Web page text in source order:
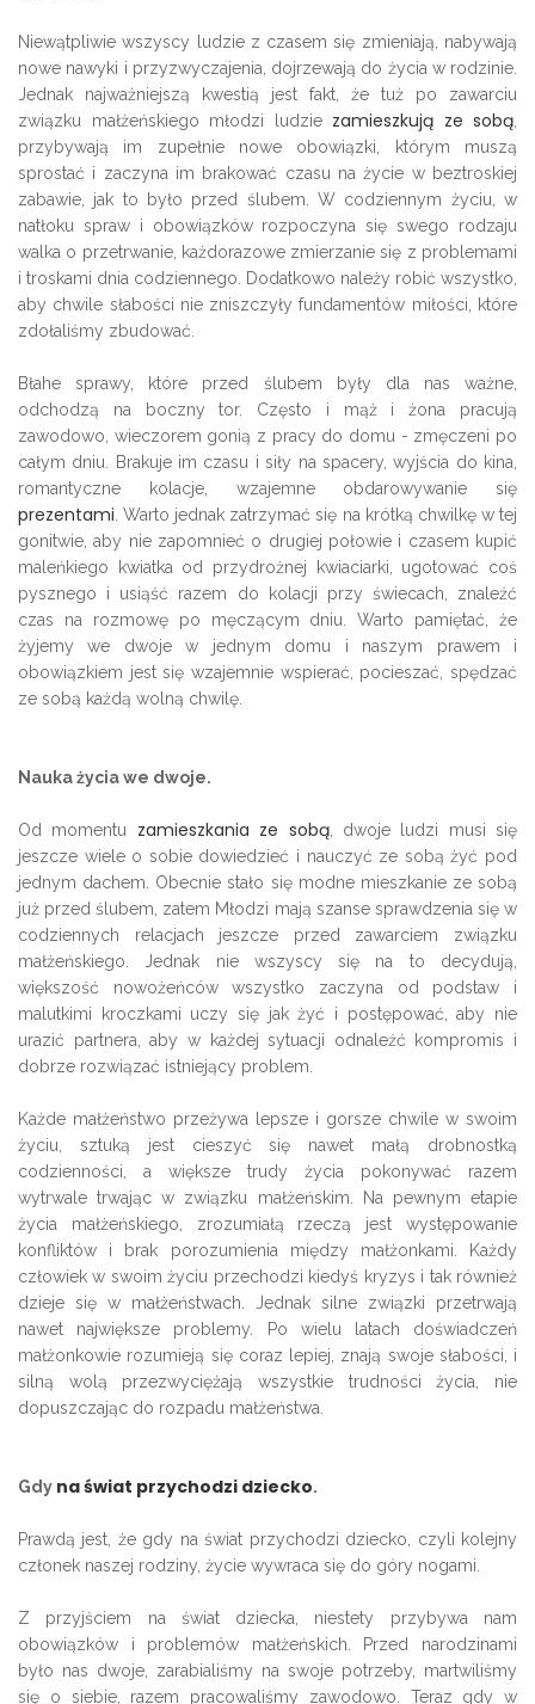
Niewątpliwie wszyscy ludzie z czasem się zmieniają, nabywają
nowe nawyki i przyzwyczajenia, dojrzewają do życia w rodzinie.
Jednak najważniejszą kwestią jest fakt, że tuż po zawarciu
związku małżeńskiego młodzi ludzie zamieszkują ze sobą
przybywają im zupełnie nowe obowiązki, którym muszą
sprostać i zaczyna im brakować czasu na życie w beztroskiej
zabawie, jak to było przed ślubem. W codziennym życiu, w
natłoku spraw i obowiązków rozpoczyna się swego rodzaju
walka o przetrwanie, każdorazowe zmierzanie się z problemami
i troskami dnia codziennego. Dodatkowo należy robić wszystko,
aby chwile słabości nie zniszczyły fundamentów miłości, które
zdołaliśmy zbudować.
Błahe sprawy, które przed ślubem były dla nas ważne,
odchodzą na boczny tor. Często i mąż i żona pracują
zawodowo, wieczorem gonią z pracy do domu - zmęczeni po
całym dniu. Brakuje im czasu i siły na spacery, wyjścia do kina,
romantyczne kolacje, wzajemne obdarowywanie się
prezentami . Warto jednak zatrzymać się na krótką chwilkę w tej
gonitwie, aby nie zapomnieć o drugiej połowie i czasem kupić
maleńkiego kwiatka od przydrożnej kwiaciarki, ugotować coś
pysznego i usiąść razem do kolacji przy świecach, znaleźć
czas na rozmowę po męczącym dniu. Warto pamiętać, że
żyjemy we dwoje w jednym domu i naszym prawem i
obowiązkiem jest się wzajemnie wspierać, pocieszać, spędzać
ze sobą każdą wolną chwilę.
Nauka życia we dwoje.
Od momentu zamieszkania ze sobą, dwoje ludzi musi się
jeszcze wiele o sobie dowiedzieć i nauczyć ze sobą żyć pod
jednym dachem. Obecnie stało się modne mieszkanie ze sobą
już przed ślubem, zatem Młodzi mają szanse sprawdzenia się w
codziennych relacjach jeszcze przed zawarciem związku
małżeńskiego. Jednak nie wszyscy się na to decydują,
większość nowożeńców wszystko zaczyna od podstaw i
malutkimi kroczkami uczy się jak żyć i postępować, aby nie
urazić partnera, aby w każdej sytuacji odnaleźć kompromis i
dobrze rozwiązać istniejący problem.
Każde małżeństwo przeżywa lepsze i gorsze chwile w swoim
życiu, sztuką jest cieszyć się nawet małą drobnostką
codzienności, a większe trudy życia pokonywać razem
wytrwale trwając w związku małżeńskim. Na pewnym etapie
życia małżeńskiego, zrozumiałą rzeczą jest występowanie
konfliktów i brak porozumienia między małżonkami. Każdy
człowiek w swoim życiu przechodzi kiedyś kryzys i tak również
dzieje się w małżeństwach. Jednak silne związki przetrwają
nawet największe problemy. Po wielu latach doświadczeń
małżonkowie rozumieją się coraz lepiej, znają swoje słabości, i
silną wolą przezwyciężają wszystkie trudności życia, nie
dopuszczając do rozpadu małżeństwa.
Gdy na świat przychodzi dziecko.
Prawdą jest, że gdy na świat przychodzi dziecko, czyli kolejny
członek naszej rodziny, życie wywraca się do góry nogami.
Z przyjściem na świat dziecka, niestety przybywa nam
obowiązków i problemów małżeńskich. Przed narodzinami
było nas dwoje, zarabialiśmy na swoje potrzeby, martwiliśmy
się o siebie, razem pracowaliśmy zawodowo. Teraz gdy w